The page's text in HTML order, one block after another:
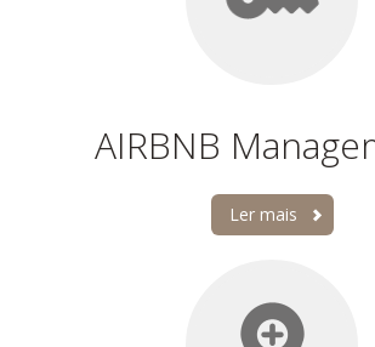
AIRBNB
Ler mais